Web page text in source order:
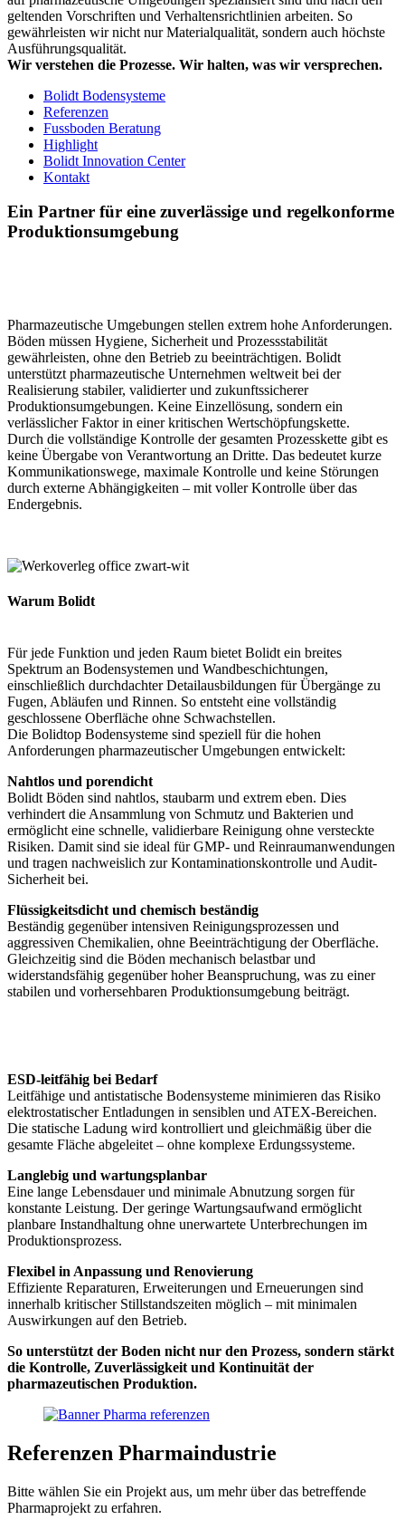
geltenden Vorschriften und Verhaltensrichtlinien arbeiten. So
gewährleisten wir nicht nur Materialqualität, sondern auch höchste
Ausführungsqualität.
Wir verstehen die Prozesse. Wir halten, was wir versprechen.
Bolidt Bodensysteme
Referenzen
Fussboden Beratung
Highlight
Bolidt Innovation Center
Kontakt
Ein Partner für eine zuverlässige und regelkonforme
Produktionsumgebung
Pharmazeutische Umgebungen stellen extrem hohe Anforderungen.
Böden müssen Hygiene, Sicherheit und Prozessstabilität
gewährleisten, ohne den Betrieb zu beeinträchtigen. Bolidt
unterstützt pharmazeutische Unternehmen weltweit bei der
Realisierung stabiler, validierter und zukunftssicherer
Produktionsumgebungen. Keine Einzellösung, sondern ein
verlässlicher Faktor in einer kritischen Wertschöpfungskette.
Durch die vollständige Kontrolle der gesamten Prozesskette gibt es
keine Übergabe von Verantwortung an Dritte. Das bedeutet kurze
Kommunikationswege, maximale Kontrolle und keine Störungen
durch externe Abhängigkeiten – mit voller Kontrolle über das
Endergebnis.
Warum Bolidt
Für jede Funktion und jeden Raum bietet Bolidt ein breites
Spektrum an Bodensystemen und Wandbeschichtungen,
einschließlich durchdachter Detailausbildungen für Übergänge zu
Fugen, Abläufen und Rinnen. So entsteht eine vollständig
geschlossene Oberfläche ohne Schwachstellen.
Die Bolidtop Bodensysteme sind speziell für die hohen
Anforderungen pharmazeutischer Umgebungen entwickelt:
Nahtlos und porendicht
Bolidt Böden sind nahtlos, staubarm und extrem eben. Dies
verhindert die Ansammlung von Schmutz und Bakterien und
ermöglicht eine schnelle, validierbare Reinigung ohne versteckte
Risiken. Damit sind sie ideal für GMP- und Reinraumanwendungen
und tragen nachweislich zur Kontaminationskontrolle und Audit-
Sicherheit bei.
Flüssigkeitsdicht und chemisch beständig
Beständig gegenüber intensiven Reinigungsprozessen und
aggressiven Chemikalien, ohne Beeinträchtigung der Oberfläche.
Gleichzeitig sind die Böden mechanisch belastbar und
widerstandsfähig gegenüber hoher Beanspruchung, was zu einer
stabilen und vorhersehbaren Produktionsumgebung beiträgt.
ESD-leitfähig bei Bedarf
Leitfähige und antistatische Bodensysteme minimieren das Risiko
elektrostatischer Entladungen in sensiblen und ATEX-Bereichen.
Die statische Ladung wird kontrolliert und gleichmäßig über die
gesamte Fläche abgeleitet – ohne komplexe Erdungssysteme.
Langlebig und wartungsplanbar
Eine lange Lebensdauer und minimale Abnutzung sorgen für
konstante Leistung. Der geringe Wartungsaufwand ermöglicht
planbare Instandhaltung ohne unerwartete Unterbrechungen im
Produktionsprozess.
Flexibel in Anpassung und Renovierung
Effiziente Reparaturen, Erweiterungen und Erneuerungen sind
innerhalb kritischer Stillstandszeiten möglich – mit minimalen
Auswirkungen auf den Betrieb.
So unterstützt der Boden nicht nur den Prozess, sondern stärkt
die Kontrolle, Zuverlässigkeit und Kontinuität der
pharmazeutischen Produktion.
Referenzen Pharmaindustrie
Bitte wählen Sie ein Projekt aus, um mehr über das betreffende
Pharmaprojekt zu erfahren.